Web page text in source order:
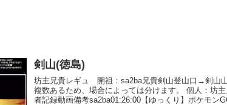
剣山(徳島)
坊主兄貴レギュ 開祖：sa2ba兄貴剣山登山口→剣山
複数あるため、場合によっては分けます。 個人：坊
者記録動画備考sa2ba01:26:00【ゆっくり】ポケモン